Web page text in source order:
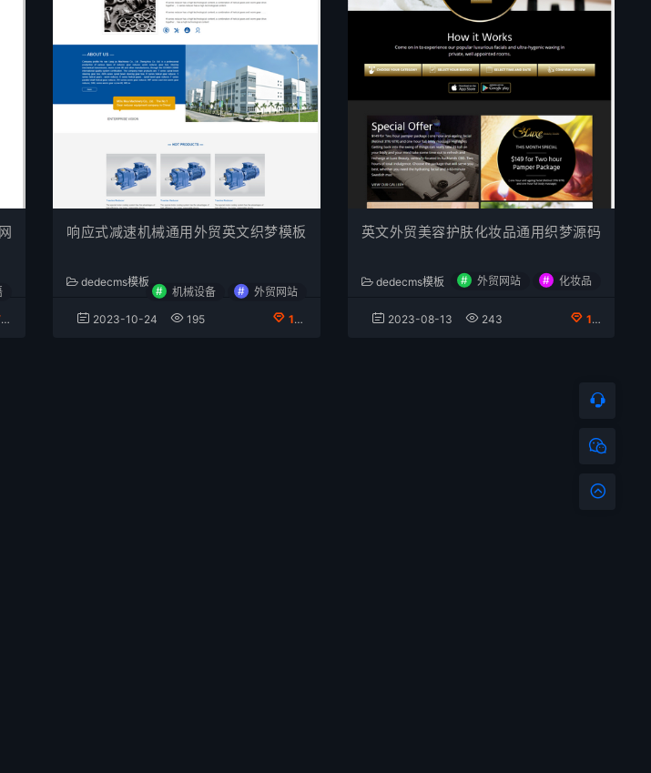
响应式减速机械通用外贸英文织梦模板
dedecms模板
# 机械设备 # 外贸网站
2023-10-24 195 100金币下载
英文外贸美容护肤化妆品通用织梦源码
dedecms模板 # 外贸网站 # 化妆品
2023-08-13 243 100金币下载